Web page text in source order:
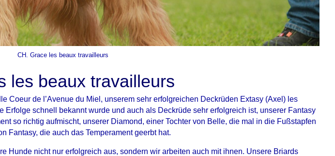
CH. Grace les beaux travailleurs
les beaux travailleurs
Coeur de l’Avenue du Miel, unserem sehr erfolgreichen Deckrüden Extasy (Axel) les
Erfolge schnell bekannt wurde und auch als Deckrüde sehr erfolgreich ist, unserer Fantasy
so richtig aufmischt, unserer Diamond, einer Tochter von Belle, die mal in die Fußstapfen
Fantasy, die auch das Temperament geerbt hat.
Hunde nicht nur erfolgreich aus, sondern wir arbeiten auch mit ihnen. Unsere Briards